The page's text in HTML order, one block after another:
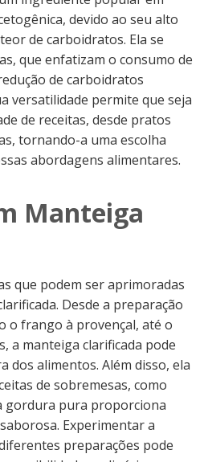
devido ao seu alto
de carboidratos. Ela se
que enfatizam o consumo de
de carboidratos
versatilidade permite que seja
de receitas, desde pratos
tornando-a uma escolha
abordagens alimentares.
Manteiga
que podem ser aprimoradas
Desde a preparação
o frango à provençal, até o
a manteiga clarificada pode
dos alimentos. Além disso, ela
de sobremesas, como
gordura pura proporciona
Experimentar a
preparações pode